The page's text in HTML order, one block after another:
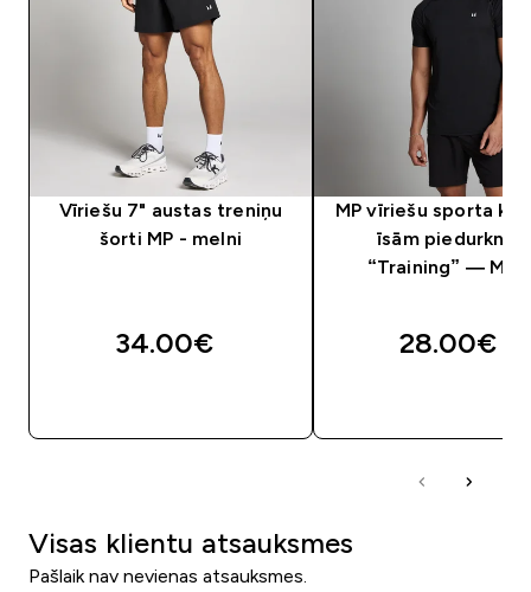
Vīriešu 7" austas treniņu
šorti MP - melni
34.00€‎
MP vīriešu sporta
īsām
“Training” —
28.00€‎
Visas klientu atsauksmes
Pašlaik nav nevienas atsauksmes.